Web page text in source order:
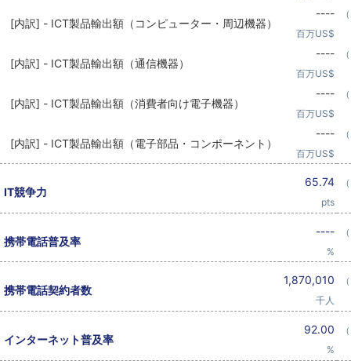
[内訳] - ICT製品輸出額（コンピューター・周辺機器）
----
百万US$
[内訳] - ICT製品輸出額（通信機器）
----
百万US$
[内訳] - ICT製品輸出額（消費者向け電子機器）
----
百万US$
[内訳] - ICT製品輸出額（電子部品・コンポーネント）
----
百万US$
IT競争力
65.74
pts
携帯電話普及率
----
%
携帯電話契約者数
1,870,010
千人
インターネット普及率
92.00
%